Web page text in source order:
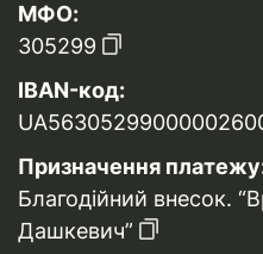
МФО:
305299
IBAN-код:
Призначення
Благодійний внесок.
Дашкевич”